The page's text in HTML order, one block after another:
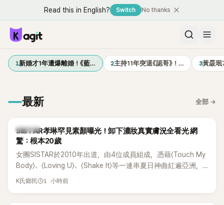
Read this in English? Switch No thanks
1新婚才1年遭爆離婚！《藍… 2主持11年突退《認哥》！… 3黃晸
最新 全部 →
K-POP
SISTAR孝琳罕見素顏曝光！卸下濃妝真實膚況全看光 網
驚：根本20歲
女團SISTAR於2010年出道，由4位成員組成，憑藉〈Touch My
Body〉、〈Loving U〉、〈Shake It〉等一連串夏日神曲紅遍亞洲，
獲封「夏日女王」。不過，團體在出道滿7年後宣布解散，成員各
K氏鄉民 1 小時前